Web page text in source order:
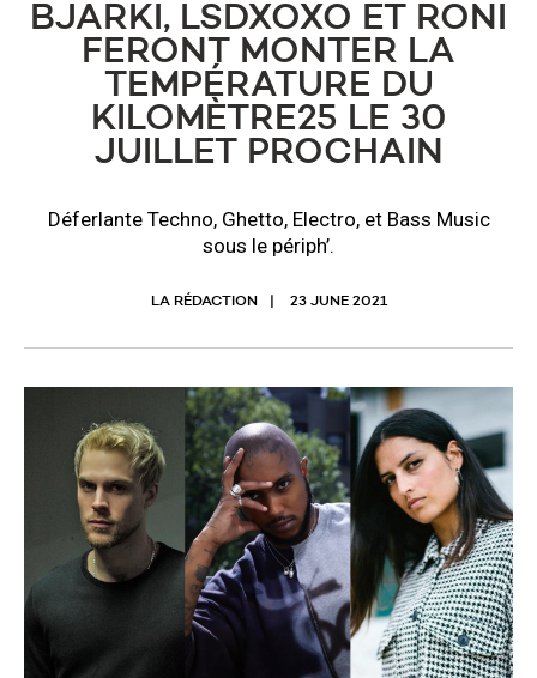
BJARKI, LSDXOXO ET RONI
FERONT MONTER LA
TEMPÉRATURE DU
KILOMÈTRE25 LE 30
JUILLET PROCHAIN
Déferlante Techno, Ghetto, Electro, et Bass Music
sous le périph’.
LA RÉDACTION 23 JUNE 2021